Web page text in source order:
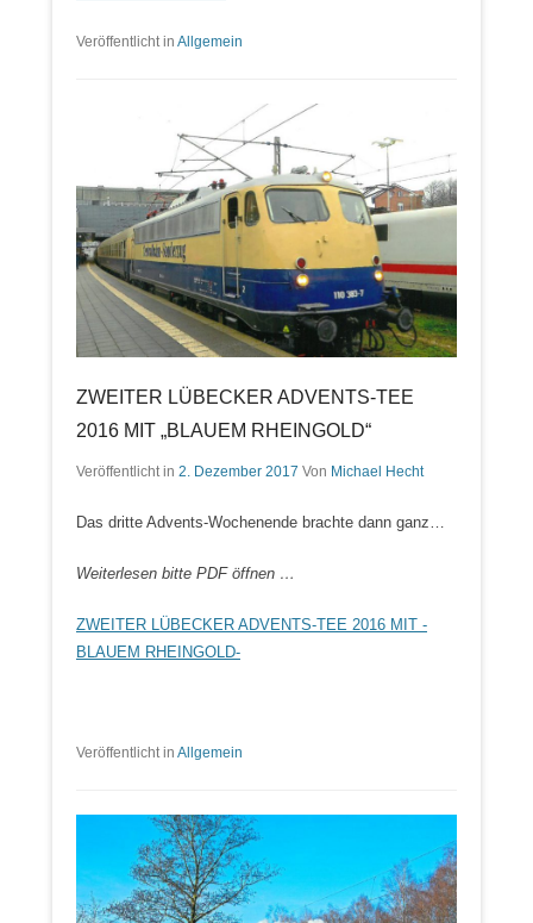
Veröffentlicht in Allgemein
ZWEITER LÜBECKER ADVENTS-TEE
2016 MIT „BLAUEM RHEINGOLD“
Veröffentlicht in 2. Dezember 2017 Von Michael Hecht
Das dritte Advents-Wochenende brachte dann ganz…
Weiterlesen bitte PDF öffnen …
ZWEITER LÜBECKER ADVENTS-TEE 2016 MIT -
BLAUEM RHEINGOLD-
Veröffentlicht in Allgemein